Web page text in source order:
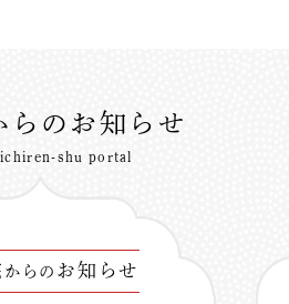
らのお知らせ
shu portal
からの お知らせ